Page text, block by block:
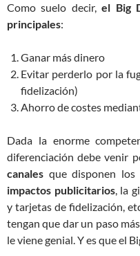
Como suelo decir,el Big
principales:
Ganar más dinero
Evitar perderlo por la
fidelización)
Ahorro de costes
Dada la enorme
diferenciación debe venir
canales que disponen los
impactos publicitarios, la
y tarjetas de fidelización,
tengan que dar un paso
le viene genial. Y es que el